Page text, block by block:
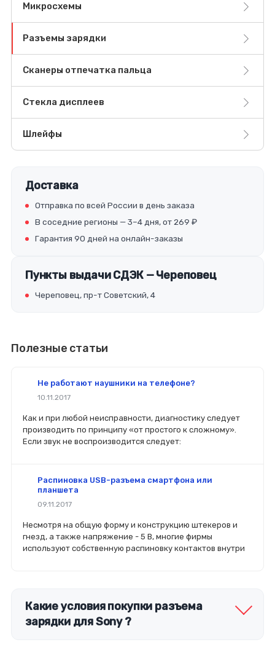
Микросхемы
Разъемы зарядки
Сканеры отпечатка пальца
Стекла дисплеев
Шлейфы
Доставка
Отправка по всей России в день заказа
В соседние регионы — 3–4 дня, от 269 ₽
Гарантия 90 дней на онлайн-заказы
Пункты выдачи СДЭК — Череповец
Череповец, пр-т Советский, 4
Полезные статьи
Не работают наушники на телефоне?
10.11.2017
Как и при любой неисправности, диагностику следует
производить по принципу «от простого к сложному».
Если звук не воспроизводится следует:
Распиновка USB-разъема смартфона или
планшета
09.11.2017
Несмотря на общую форму и конструкцию штекеров и
гнезд, а также напряжение - 5 В, многие фирмы
используют собственную распиновку контактов внутри
Какие условия покупки разъема
зарядки для Sony ?